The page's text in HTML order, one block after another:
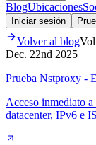
BlogUbicaciones
Iniciar sesión
Volver al blog
Dec. 22nd 2025
Prueba Nstproxy -
Acceso inmediato
datacenter, IPv6 e